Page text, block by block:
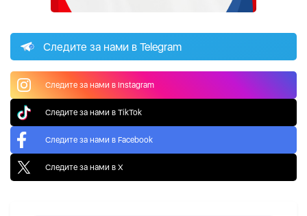
Следите за нами в Telegram
Следите за нами в Instagram
Следите за нами в TikTok
Следите за нами в Facebook
Следите за нами в X